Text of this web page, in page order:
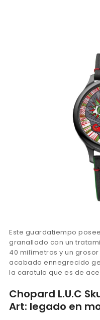
Este guardatiempo
granallado con un
40 milímetros y un
acabado ennegrecido
la caratula que es de
Chopard L.U.C
Art: legado en